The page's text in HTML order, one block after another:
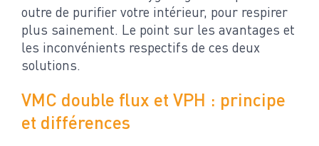
outre de purifier votre intérieur, pour respirer
plus sainement. Le point sur les avantages et
les inconvénients respectifs de ces deux
solutions.
VMC double flux et VPH : principe
et différences